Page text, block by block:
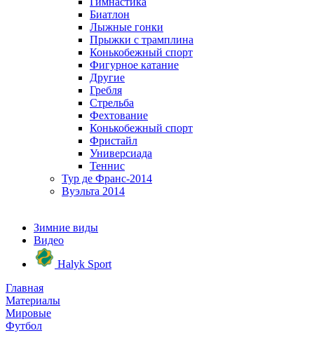
Биатлон
Лыжные гонки
Прыжки с трамплина
Конькобежный спорт
Фигурное катание
Другие
Гребля
Стрельба
Фехтование
Конькобежный спорт
Фристайл
Универсиада
Теннис
Тур де Франс-2014
Вуэльта 2014
Зимние виды
Видео
Halyk Sport
Главная
Материалы
Мировые
Футбол